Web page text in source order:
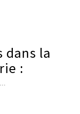
dans la
: